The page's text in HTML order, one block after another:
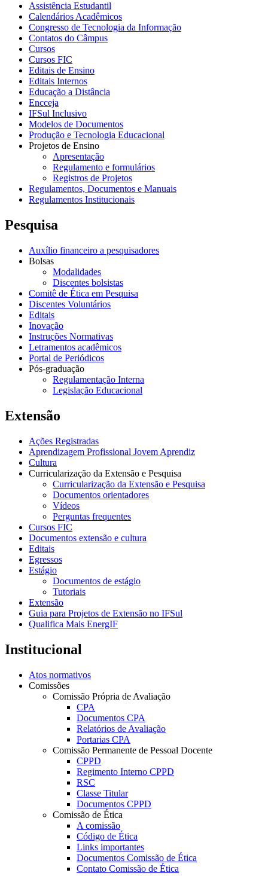
Assistência Estudantil
Calendários Acadêmicos
Congresso de Tecnologia da Informação
Contatos do Câmpus
Cursos
Cursos FIC
Editais de Ensino
Editais Internos
Educação a Distância
Encceja
IFSul Inclusivo
Modelos de Documentos
Produção e Tecnologia Educacional
Projetos de Ensino
Apresentação
Regulamento e formulários
Registros de Projetos
Regulamentos, Documentos e Manuais
Regulamentos Institucionais
Pesquisa
Auxílio financeiro a pesquisadores
Bolsas
Modalidades
Discentes bolsistas
Comitê de Ética em Pesquisa
Discentes Voluntários
Editais
Inovação
Instruções Normativas
Letramentos acadêmicos
Portal de Periódicos
Pós-graduação
Regulamentação Interna
Legislação Educacional
Extensão
Ações Registradas
Aprendizagem Profissional Jovem Aprendiz
Cultura
Curricularização da Extensão e Pesquisa
Curricularização da Extensão e Pesquisa
Documentos orientadores
Vídeos
Perguntas frequentes
Cursos FIC
Documentos extensão e cultura
Editais
Egressos
Estágio
Documentos de estágio
Tutoriais
Extensão
Guia para Projetos de Extensão no IFSul
Qualifica Mais EnergIF
Institucional
Atos normativos
Comissões
Comissão Própria de Avaliação
CPA
Documentos CPA
Relatórios de Avaliação
Portarias CPA
Comissão Permanente de Pessoal Docente
CPPD
Regimento Interno CPPD
RSC
Classe Titular
Documentos CPPD
Comissão de Ética
A comissão
Código de Ética
Links importantes
Documentos Comissão de Ética
Contato Comissão de Ética